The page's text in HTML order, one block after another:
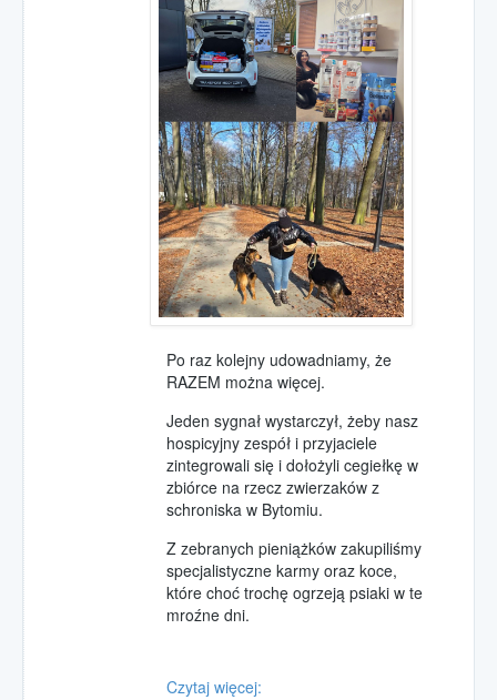
Po raz kolejny udowadniamy, że
RAZEM można więcej.
Jeden sygnał wystarczył, żeby nasz
hospicyjny zespół i przyjaciele
zintegrowali się i dołożyli cegiełkę w
zbiórce na rzecz zwierzaków z
schroniska w Bytomiu.
Z zebranych pieniążków zakupiliśmy
specjalistyczne karmy oraz koce,
które choć trochę ogrzeją psiaki w te
mroźne dni.
Czytaj więcej: